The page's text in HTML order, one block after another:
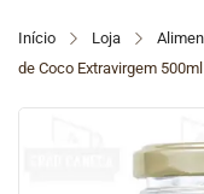
Início Loja
de Coco Extravirgem